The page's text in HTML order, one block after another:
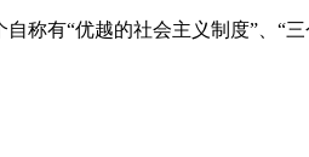
称有“优越的社会主义制度”、“